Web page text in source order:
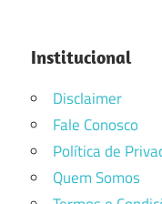
Institucional
Disclaimer
Fale Conosco
Política de
Quem Somos